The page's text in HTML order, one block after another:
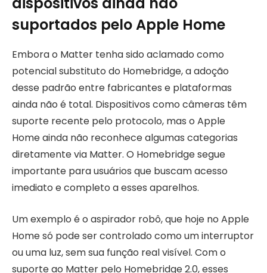
suportados pelo Apple Home
Embora o Matter tenha sido aclamado como
potencial substituto do Homebridge, a adoção
desse padrão entre fabricantes e plataformas
ainda não é total. Dispositivos como câmeras têm
suporte recente pelo protocolo, mas o Apple
Home ainda não reconhece algumas categorias
diretamente via Matter. O Homebridge segue
importante para usuários que buscam acesso
imediato e completo a esses aparelhos.
Um exemplo é o aspirador robô, que hoje no Apple
Home só pode ser controlado como um interruptor
ou uma luz, sem sua função real visível. Com o
suporte ao Matter pelo Homebridge 2.0, esses